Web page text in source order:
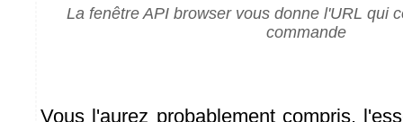
La fenêtre API browser vous donne l'URL qui
commande
Vous l'aurez probablement compris,